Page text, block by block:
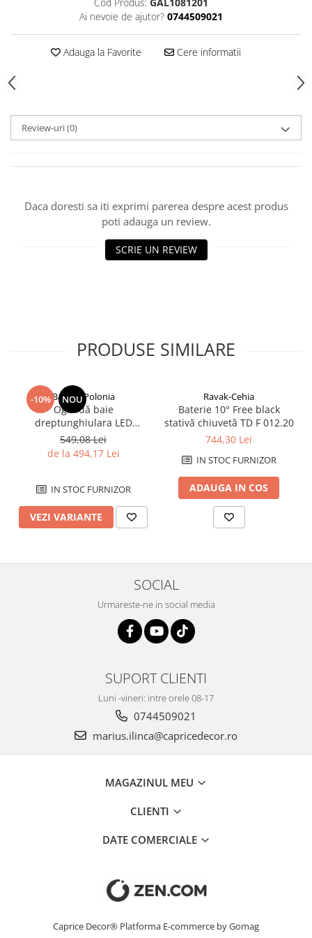
Rezervoare aparente
Paravane de dus Walk
Panouri si usi de dus
Cadite de dus
Dulapuri baza si blaturi lavoar
Dulapuri cu oglinda
Oglinzi baie, oglinzi cosmetice si
Suport periute dinti
Suport hartie igienica
Dozator sapun
Etajere baie
Cuiere si suporti prosop
Cosuri de gunoi
Accesorii diverse
Ai nevoie de ajutor? 0744509021
Adauga la Favorite Cere informatii
Review-uri(0)
Daca doresti sa iti exprimi parerea despre acest produs
poti adauga un review.
SCRIE UN REVIEW
PRODUSE SIMILARE
-10% NOU
Balneo-Polonia
Oglindă baie
dreptunghiulara LED
Balneo Cosmo 50x70 cm,
iluminare modernă
549,08 Lei
de la 494,17 Lei
IN STOC FURNIZOR
VEZI VARIANTE
Ravak-Cehia
Baterie 10° Free black
stativă chiuvetă TD F 012.20
744,30 Lei
IN STOC FURNIZOR
ADAUGA IN COS
SOCIAL
Urmareste-ne in social media
SUPORT CLIENTI
Luni -vineri: intre orele 08-17
0744509021
marius.ilinca@capricedecor.ro
MAGAZINUL MEU
CLIENTI
DATE COMERCIALE
Caprice Decor® Platforma E-commerce by Gomag